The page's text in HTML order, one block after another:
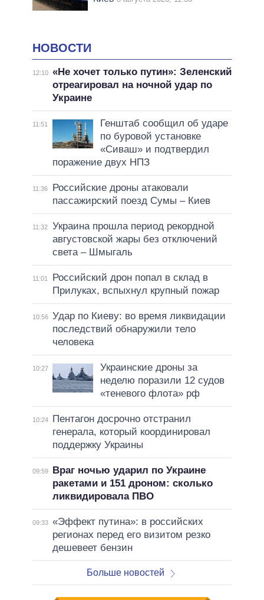
НОВОСТИ
12:10 «Не хочет только путин»: Зеленский
отреагировал на ночной удар по
Украине
11:51
Генштаб сообщил об ударе
по буровой установке
«Сиваш» и подтвердил
поражение двух НПЗ
11:36
Российские дроны атаковали
пассажирский поезд Сумы – Киев
11:32
Украина прошла период рекордной
августовской жары без отключений
света – Шмыгаль
11:01
Российский дрон попал в склад в
Прилуках, вспыхнул крупный пожар
10:56 Удар по Киеву: во время ликвидации
последствий обнаружили тело
человека
10:27
Украинские дроны за
неделю поразили 12 судов
«теневого флота» рф
10:24
Пентагон досрочно отстранил
генерала, который координировал
поддержку Украины
09:59
Враг ночью ударил по Украине
ракетами и 151 дроном: сколько
ликвидировала ПВО
09:33 «Эффект путина»: в российских
регионах перед его визитом резко
дешевеет бензин
Больше новостей